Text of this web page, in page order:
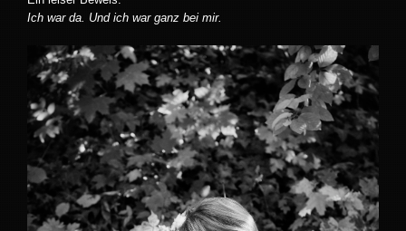
Ich war da. Und ich war ganz bei mir.